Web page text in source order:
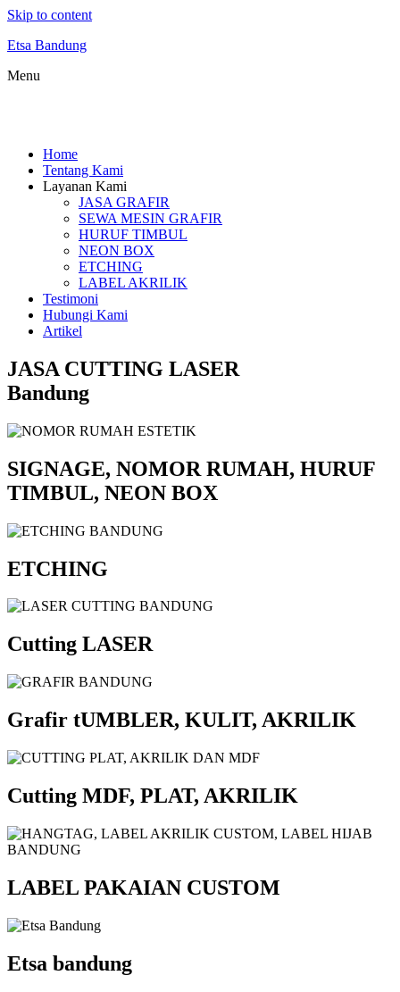
Skip to content
Etsa Bandung
Menu
Home
Tentang Kami
Layanan Kami
JASA GRAFIR
SEWA MESIN GRAFIR
HURUF TIMBUL
NEON BOX
ETCHING
LABEL AKRILIK
Testimoni
Hubungi Kami
Artikel
JASA CUTTING LASER
Bandung
SIGNAGE, NOMOR RUMAH, HURUF
TIMBUL, NEON BOX
ETCHING
Cutting LASER
Grafir tUMBLER, KULIT, AKRILIK
Cutting MDF, PLAT, AKRILIK
LABEL PAKAIAN CUSTOM
Etsa bandung